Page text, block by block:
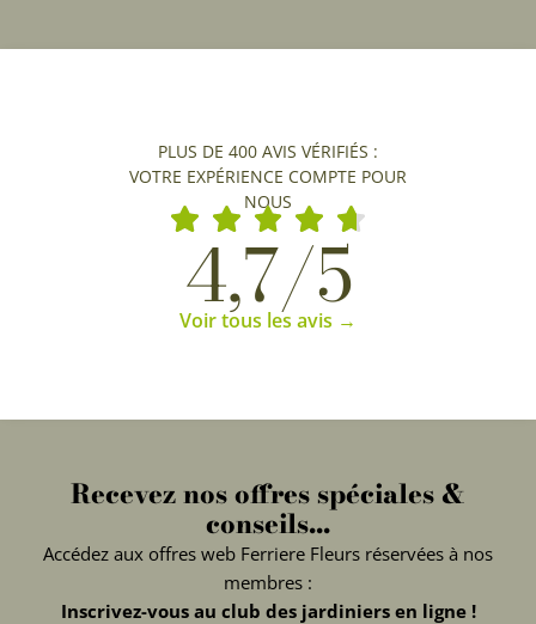
PLUS DE 400 AVIS VÉRIFIÉS :
VOTRE EXPÉRIENCE COMPTE POUR
NOUS
4,7/5
Voir tous les avis →
Recevez nos offres spéciales &
conseils...
Accédez aux offres web Ferriere Fleurs réservées à nos
membres :
Inscrivez-vous au club des jardiniers en ligne !